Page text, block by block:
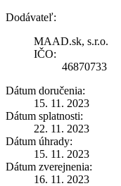
Dodávateľ:
MAAD.sk, s.r.o.
IČO:
46870733
Dátum doručenia:
15. 11. 2023
Dátum splatnosti:
22. 11. 2023
Dátum úhrady:
15. 11. 2023
Dátum zverejnenia:
16. 11. 2023